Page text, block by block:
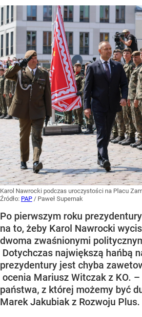
Karol Nawrocki podczas uroczystości na Placu
Źródło: PAP / Paweł Supernak
Po pierwszym roku
na to, żeby Karol Nawrocki
dwoma zwaśnionymi
Dotychczas największą hańbą
prezydentury jest chyba
ocenia Mariusz Witczak z KO. –
państwa, z której możemy być
Marek Jakubiak z Rozwoju Plus.